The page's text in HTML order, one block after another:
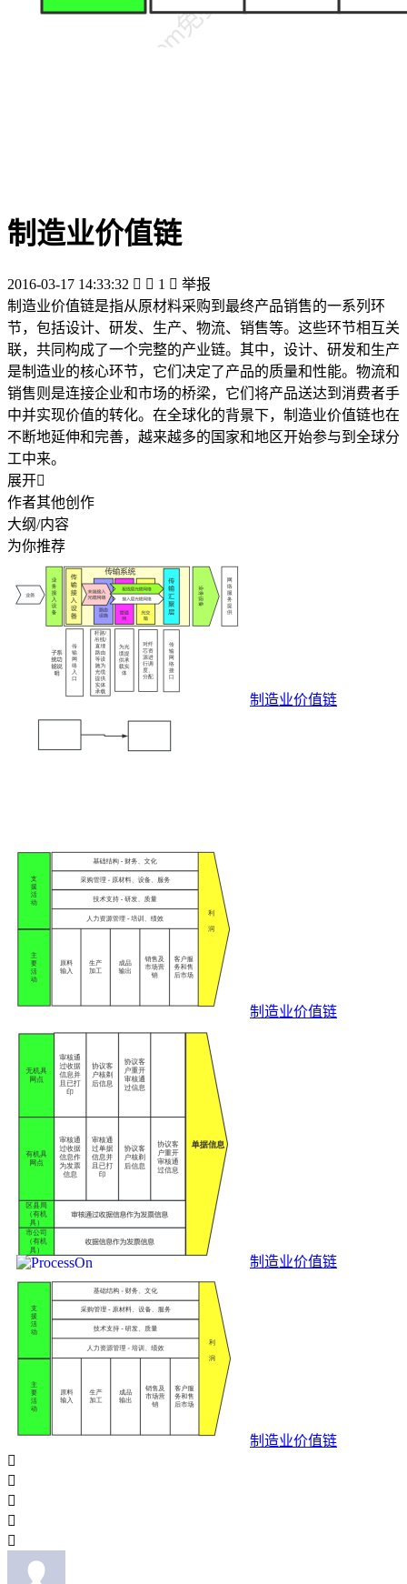
制造业价值链
2016-03-17 14:33:32   1  举报
制造业价值链是指从原材料采购到最终产品销售的一系列环
节，包括设计、研发、生产、物流、销售等。这些环节相互关
联，共同构成了一个完整的产业链。其中，设计、研发和生产
是制造业的核心环节，它们决定了产品的质量和性能。物流和
销售则是连接企业和市场的桥梁，它们将产品送达到消费者手
中并实现价值的转化。在全球化的背景下，制造业价值链也在
不断地延伸和完善，越来越多的国家和地区开始参与到全球分
工中来。
展开
作者其他创作
大纲/内容
为你推荐
制造业价值链
制造业价值链
制造业价值链
制造业价值链




